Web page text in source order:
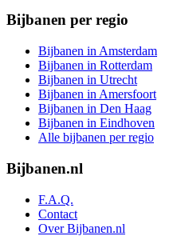
Bijbanen per regio
Bijbanen in Amsterdam
Bijbanen in Rotterdam
Bijbanen in Utrecht
Bijbanen in Amersfoort
Bijbanen in Den Haag
Bijbanen in Eindhoven
Alle bijbanen per regio
Bijbanen.nl
F.A.Q.
Contact
Over Bijbanen.nl